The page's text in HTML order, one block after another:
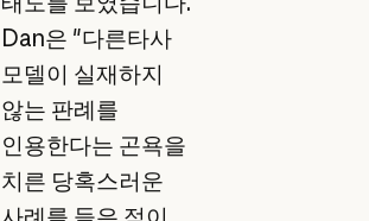
Dan은 "다른타사
모델이 실재하지
않는 판례를
인용한다는 곤욕을
치른 당혹스러운